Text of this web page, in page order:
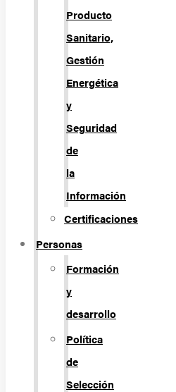
Producto
Sanitario,
Gestión
Energética
y
Seguridad
de
la
Información
Certificaciones
Personas
Formación
y
desarrollo
Política
de
Selección